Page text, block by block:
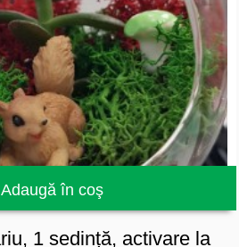
Adaugă în coş
1 sedință, activare la